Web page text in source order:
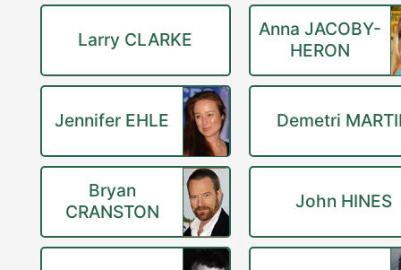
Larry CLARKE
Anna JACOBY-
HERON
Jennifer EHLE Demetri
Bryan
CRANSTON
John HINES